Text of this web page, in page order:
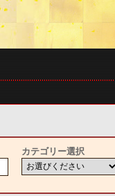
カテゴリー選択